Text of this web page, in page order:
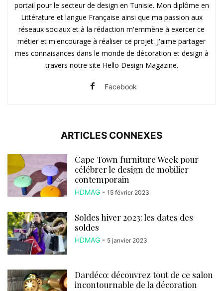
portail pour le secteur de design en Tunisie. Mon diplôme en
Littérature et langue Française ainsi que ma passion aux
réseaux sociaux et à la rédaction m'emmène à exercer ce
métier et m'encourage à réaliser ce projet. J'aime partager
mes connaisances dans le monde de décoration et design à
travers notre site Hello Design Magazine.
Facebook
ARTICLES CONNEXES
Cape Town furniture Week pour
célébrer le design de mobilier
contemporain
HDMAG - 15 février 2023
Soldes hiver 2023: les dates des
soldes
HDMAG - 5 janvier 2023
Dardéco: découvrez tout de ce salon
incontournable de la décoration